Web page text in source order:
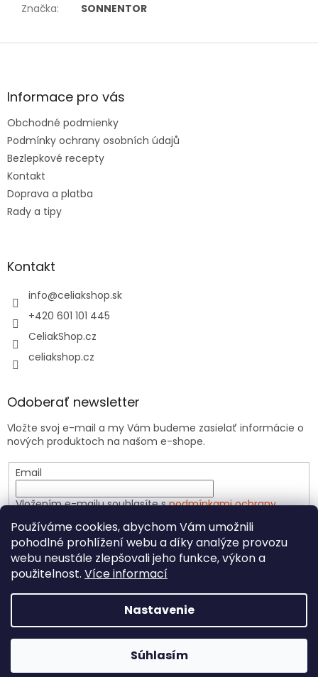
Používáme cookies, abychom Vám umožnili
pohodlné prohlížení webu a díky analýze provozu
webu neustále zlepšovali jeho funkce, výkon a
použitelnost. Více informací
Nastavenie
Súhlasím
Značka: SONNENTOR
Z
ä
e
Informace pro vás
Obchodné podmienky
Podmínky ochrany osobních údajů
Bezlepkové recepty
Kontakt
Doprava a platba
Rady a tipy
Kontakt
info@celiakshop.sk
+420 601 101 445
CeliakShop.cz
celiakshop.cz
Odoberať newsletter
Vložte svoj e-mail a my Vám budeme zasielať informácie o
nových produktoch na našom e-shope.
Email
Vložením e-mailu souhlasíte spodmínkami ochrany
PRIHLÁSIŤ SA
Vytvoril Shoptet
CeliakShop.sk. Všetky práva vyhradené.